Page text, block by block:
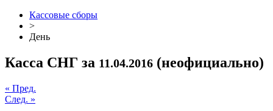
Кассовые сборы
>
День
Касса СНГ за 11.04.2016 (неофициально)
« Пред.
След. »